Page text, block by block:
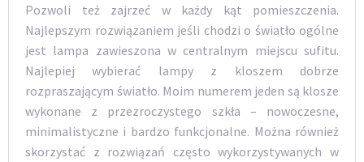
Pozwoli też zajrzeć w każdy kąt pomieszczenia.
Najlepszym rozwiązaniem jeśli chodzi o światło ogólne
jest lampa zawieszona w centralnym miejscu sufitu.
Najlepiej wybierać lampy z kloszem dobrze
rozpraszającym światło. Moim numerem jeden są klosze
wykonane z przezroczystego szkła – nowoczesne,
minimalistyczne i bardzo funkcjonalne. Można również
skorzystać z rozwiązań często wykorzystywanych w